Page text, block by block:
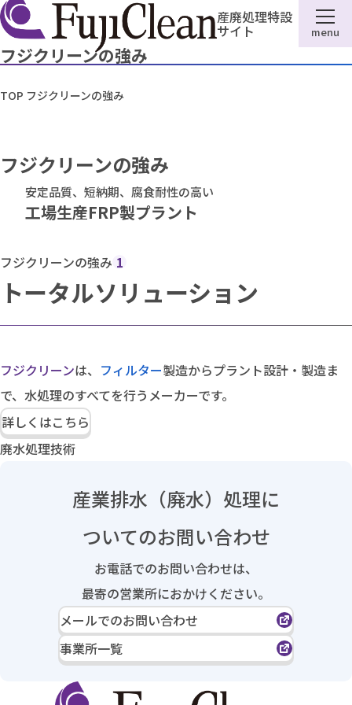
産廃処理特設
サイト menu
フジクリーンの強み
TOP フジクリーンの強み
フジクリーンの強み
安定品質、短納期、腐食耐性の高い
工場生産FRP製プラント
フジクリーンの強み 1
トータルソリューション
フジクリーンは、 フィルター製造からプラント設計・製造ま
で、水処理のすべてを行うメーカーです。
詳しくはこちら
廃水処理技術
産業排水（廃水）処理に
ついてのお問い合わせ
お電話でのお問い合わせは、
最寄の営業所におかけください。
メールでのお問い合わせ
事業所一覧